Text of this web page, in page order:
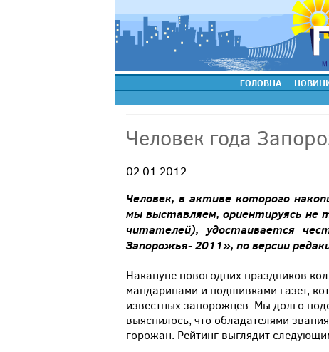
ГОЛОВНА
Человек года
02.01.2012
Человек, в активе которого
мы выставляем, ориентируясь не
читателей), удостаивается
Запорожья- 2011», по версии
Накануне новогодних праздников
мандаринами и подшивками газет,
известных запорожцев. Мы долго
выяснилось, что обладателями
горожан. Рейтинг выглядит